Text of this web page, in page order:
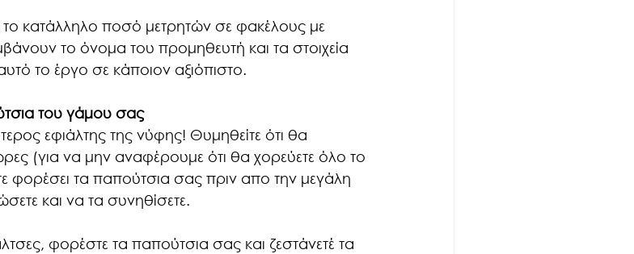
το κατάλληλο ποσό μετρητών σε φακέλους με
το όνομα του προμηθευτή και τα στοιχεία
το έργο σε κάποιον αξιόπιστο.
του γάμου σας
εφιάλτης της νύφης! Θυμηθείτε ότι θα
(για να μην αναφέρουμε ότι θα χορεύετε όλο το
φορέσει τα παπούτσια σας πριν απο την μεγάλη
και να τα συνηθίσετε.
φορέστε τα παπούτσια σας και ζεστάνετέ τα